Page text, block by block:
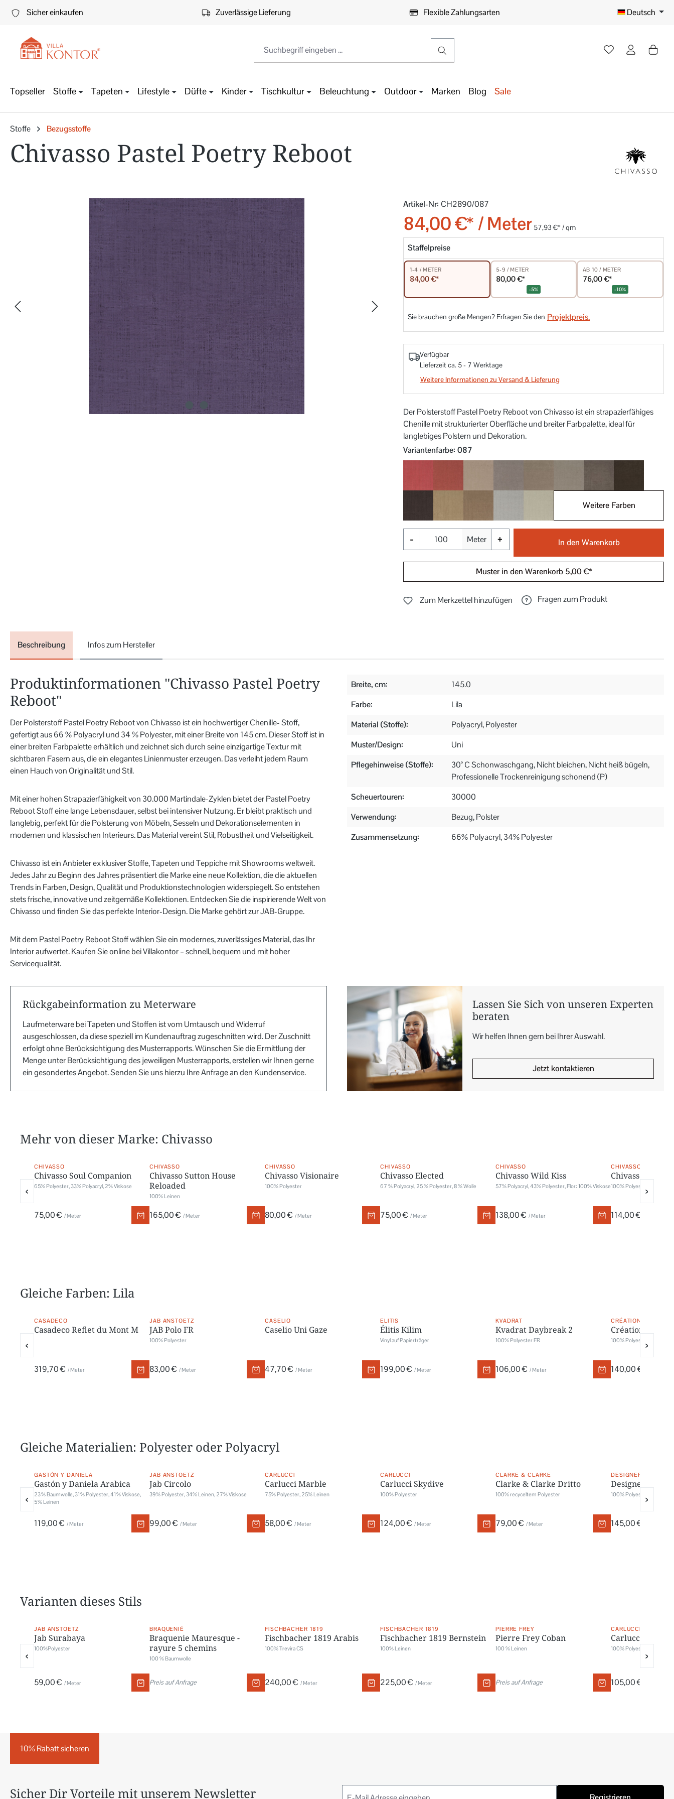
Hauptinhalt springen
Zur Suche springen
Zur Hauptnavigation springen
Sicher einkaufen Zuverlässige Lieferung Flexible Zahlungsarten Deutsch
Topseller Stoffe Tapeten Lifestyle Düfte Kinder Tischkultur Beleuchtung Outdoor Marken Blog Sale
Stoffe Bezugsstoffe
Chivasso Pastel Poetry Reboot
Bildergalerie überspringen Artikel-Nr: CH2890/087
84,00 €* / Meter 57,93 €* / qm
Staffelpreise
1-4 / METER
84,00 €*
5-9 / METER
80,00 €*
-5%
AB 10 / METER
76,00 €*
-10%
Sie brauchen große Mengen? Erfragen Sie den Projektpreis.
Verfügbar
Lieferzeit ca. 5 - 7 Werktage
Weitere Informationen zu Versand & Lieferung
Der Polsterstoff Pastel Poetry Reboot von Chivasso ist ein strapazierfähiges
Chenille mit strukturierter Oberfläche und breiter Farbpalette, ideal für
langlebiges Polstern und Dekoration.
Variantenfarbeauswählen
: 087
Weitere Farben
- Meter + In den Warenkorb
Muster in den Warenkorb 5,00 €*
Zum Merkzettel hinzufügen Fragen zum Produkt
Beschreibung Infos zum Hersteller
Produktinformationen "Chivasso Pastel Poetry
Reboot"
Der Polsterstoff Pastel Poetry Reboot von Chivasso ist ein hochwertiger Chenille- Stoff,
gefertigt aus 66 % Polyacryl und 34 % Polyester, mit einer Breite von 145 cm. Dieser Stoff ist in
einer breiten Farbpalette erhältlich und zeichnet sich durch seine einzigartige Textur mit
sichtbaren Fasern aus, die ein elegantes Linienmuster erzeugen. Das verleiht jedem Raum
einen Hauch von Originalität und Stil.
Mit einer hohen Strapazierfähigkeit von 30.000 Martindale-Zyklen bietet der Pastel Poetry
Reboot Stoff eine lange Lebensdauer, selbst bei intensiver Nutzung. Er bleibt praktisch und
langlebig, perfekt für die Polsterung von Möbeln, Sesseln und Dekorationselementen in
modernen und klassischen Interieurs. Das Material vereint Stil, Robustheit und Vielseitigkeit.
Chivasso ist ein Anbieter exklusiver Stoffe, Tapeten und Teppiche mit Showrooms weltweit.
Jedes Jahr zu Beginn des Jahres präsentiert die Marke eine neue Kollektion, die die aktuellen
Trends in Farben, Design, Qualität und Produktionstechnologien widerspiegelt. So entstehen
stets frische, innovative und zeitgemäße Kollektionen. Entdecken Sie die inspirierende Welt von
Chivasso und finden Sie das perfekte Interior-Design. Die Marke gehört zur JAB-Gruppe.
Mit dem Pastel Poetry Reboot Stoff wählen Sie ein modernes, zuverlässiges Material, das Ihr
Interior aufwertet. Kaufen Sie online bei Villakontor – schnell, bequem und mit hoher
Servicequalität.
Breite, cm:
145.0
Farbe:
Lila
Material (Stoffe):
Polyacryl, Polyester
Muster/Design:
Uni
Pflegehinweise (Stoffe):
30° C Schonwaschgang, Nicht bleichen, Nicht heiß bügeln,
Professionelle Trockenreinigung schonend (P)
Scheuertouren:
30000
Verwendung:
Bezug, Polster
Zusammensetzung:
66% Polyacryl, 34% Polyester
Rückgabeinformation zu Meterware
Laufmeterware bei Tapeten und Stoffen ist vom Umtausch und Widerruf
ausgeschlossen, da diese speziell im Kundenauftrag zugeschnitten wird. Der Zuschnitt
erfolgt ohne Berücksichtigung des Musterrapports. Wünschen Sie die Ermittlung der
Menge unter Berücksichtigung des jeweiligen Musterrapports, erstellen wir Ihnen gerne
ein gesondertes Angebot. Senden Sie uns hierzu Ihre Anfrage an den Kundenservice.
Lassen Sie Sich von unseren Experten
beraten
Wir helfen Ihnen gern bei Ihrer Auswahl.
Jetzt kontaktieren
Mehr von dieser Marke: Chivasso
‹
CHIVASSO
Chivasso Soul Companion
65% Polyester, 33% Polyacryl, 2% Viskose
75,00 € / Meter
CHIVASSO
Chivasso Sutton House
Reloaded
100% Leinen
165,00 € / Meter
CHIVASSO
Chivasso Visionaire
100% Polyester
80,00 € / Meter
CHIVASSO
Chivasso Elected
67 % Polyacryl, 25 % Polyester, 8 % Wolle
75,00 € / Meter
CHIVASSO
Chivasso Wild Kiss
57% Polyacryl, 43% Polyester, Flor: 100% Viskose
138,00 € / Meter
CHIVASSO
Chivasso White
100% Polyester
114,00 €
›
Gleiche Farben: Lila
‹
CASADECO
Casadeco Reflet du Mont M
319,70 € / Meter
JAB ANSTOETZ
JAB Polo FR
100% Polyester
83,00 € / Meter
CASELIO
Caselio Uni Gaze
47,70 € / Meter
ELITIS
Élitis Kilim
Vinyl auf Papierträger
199,00 € / Meter
KVADRAT
Kvadrat Daybreak 2
100% Polyester FR
106,00 € / Meter
CRÉATION BAUMANN
Création
100% Polyester
140,00 €
›
Gleiche Materialien: Polyester oder Polyacryl
‹
GASTÓN Y DANIELA
Gastón y Daniela Arabica
23 % Baumwolle, 31 % Polyester, 41 % Viskose,
5 % Leinen
119,00 € / Meter
JAB ANSTOETZ
Jab Circolo
39% Polyester, 34% Leinen, 27% Viskose
99,00 € / Meter
CARLUCCI
Carlucci Marble
75% Polyester, 25% Leinen
58,00 € / Meter
CARLUCCI
Carlucci Skydive
100% Polyester
124,00 € / Meter
CLARKE & CLARKE
Clarke & Clarke Dritto
100% recyceltem Polyester
79,00 € / Meter
DESIGNERS GUILD
Designers
100% Polyester FR
145,00 €
›
Varianten dieses Stils
‹
JAB ANSTOETZ
Jab Surabaya
100%Polyester
59,00 € / Meter
BRAQUENIÉ
Braquenie Mauresque -
rayure 5 chemins
100 % Baumwolle
Preis auf Anfrage
FISCHBACHER 1819
Fischbacher 1819 Arabis
100% Trevira CS
240,00 € / Meter
FISCHBACHER 1819
Fischbacher 1819 Bernstein
100% Leinen
225,00 € / Meter
PIERRE FREY
Pierre Frey Coban
100 % Leinen
Preis auf Anfrage
CARLUCCI
Carlucci
100% Polyester
105,00 €
›
10% Rabatt sicheren
Sicher Dir Vorteile mit unserem Newsletter